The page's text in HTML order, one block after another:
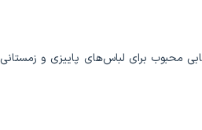
محبوب برای لباس‌های پاییزی و زمستانی